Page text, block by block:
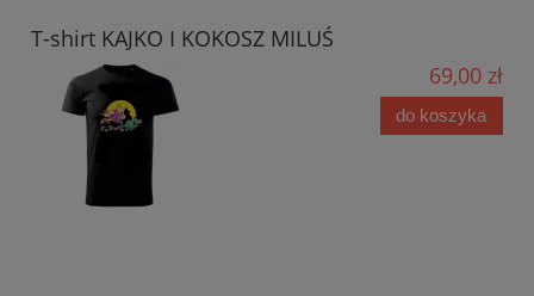
T-shirt KAJKO I KOKOSZ MILUŚ
69,00 zł
do koszyka